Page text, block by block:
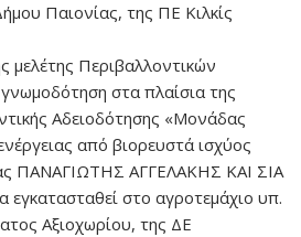
Παιονίας, της ΠΕ Κιλκίς
μελέτης Περιβαλλοντικών
στα πλαίσια της
Αδειοδότησης «Μονάδας
από βιορευστά ισχύος
ΠΑΝΑΓΙΩΤΗΣ ΑΓΓΕΛΑΚΗΣ ΚΑΙ ΣΙΑ
εγκατασταθεί στο αγροτεμάχιο υπ.
Αξιοχωρίου, της ΔΕ